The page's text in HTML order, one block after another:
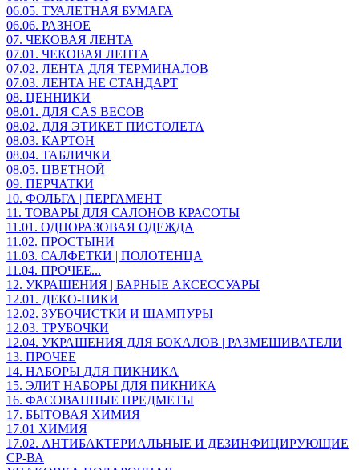
06.05. ТУАЛЕТНАЯ БУМАГА
06.06. РАЗНОЕ
07. ЧЕКОВАЯ ЛЕНТА
07.01. ЧЕКОВАЯ ЛЕНТА
07.02. ЛЕНТА ДЛЯ ТЕРМИНАЛОВ
07.03. ЛЕНТА НЕ СТАНДАРТ
08. ЦЕННИКИ
08.01. ДЛЯ CAS ВЕСОВ
08.02. ДЛЯ ЭТИКЕТ ПИСТОЛЕТА
08.03. КАРТОН
08.04. ТАБЛИЧКИ
08.05. ЦВЕТНОЙ
09. ПЕРЧАТКИ
10. ФОЛЬГА | ПЕРГАМЕНТ
11. ТОВАРЫ ДЛЯ САЛОНОВ КРАСОТЫ
11.01. ОДНОРАЗОВАЯ ОДЕЖДА
11.02. ПРОСТЫНИ
11.03. САЛФЕТКИ | ПОЛОТЕНЦА
11.04. ПРОЧЕЕ...
12. УКРАШЕНИЯ | БАРНЫЕ АКСЕССУАРЫ
12.01. ДЕКО-ПИКИ
12.02. ЗУБОЧИСТКИ И ШАМПУРЫ
12.03. ТРУБОЧКИ
12.04. УКРАШЕНИЯ ДЛЯ БОКАЛОВ | РАЗМЕШИВАТЕЛИ
13. ПРОЧЕЕ
14. НАБОРЫ ДЛЯ ПИКНИКА
15. ЭЛИТ НАБОРЫ ДЛЯ ПИКНИКА
16. ФАСОВАННЫЕ ПРЕДМЕТЫ
17. БЫТОВАЯ ХИМИЯ
17.01 ХИМИЯ
17.02. АНТИБАКТЕРИАЛЬНЫЕ И ДЕЗИНФИЦИРУЮЩИЕ
СР-ВА